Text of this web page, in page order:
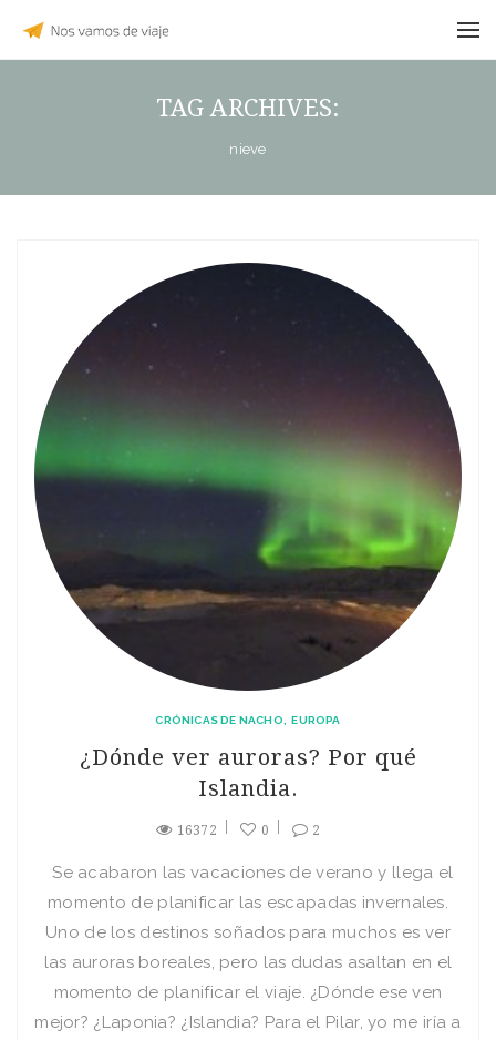
TAG ARCHIVES:
nieve
CRÓNICAS DE NACHO EUROPA
¿Dónde ver auroras? Por qué
Islandia.
16372 0 2
Se acabaron las vacaciones de verano y llega el
momento de planificar las escapadas invernales.
Uno de los destinos soñados para muchos es ver
las auroras boreales, pero las dudas asaltan en el
momento de planificar el viaje. ¿Dónde ese ven
mejor? ¿Laponia? ¿Islandia? Para el Pilar, yo me iría a